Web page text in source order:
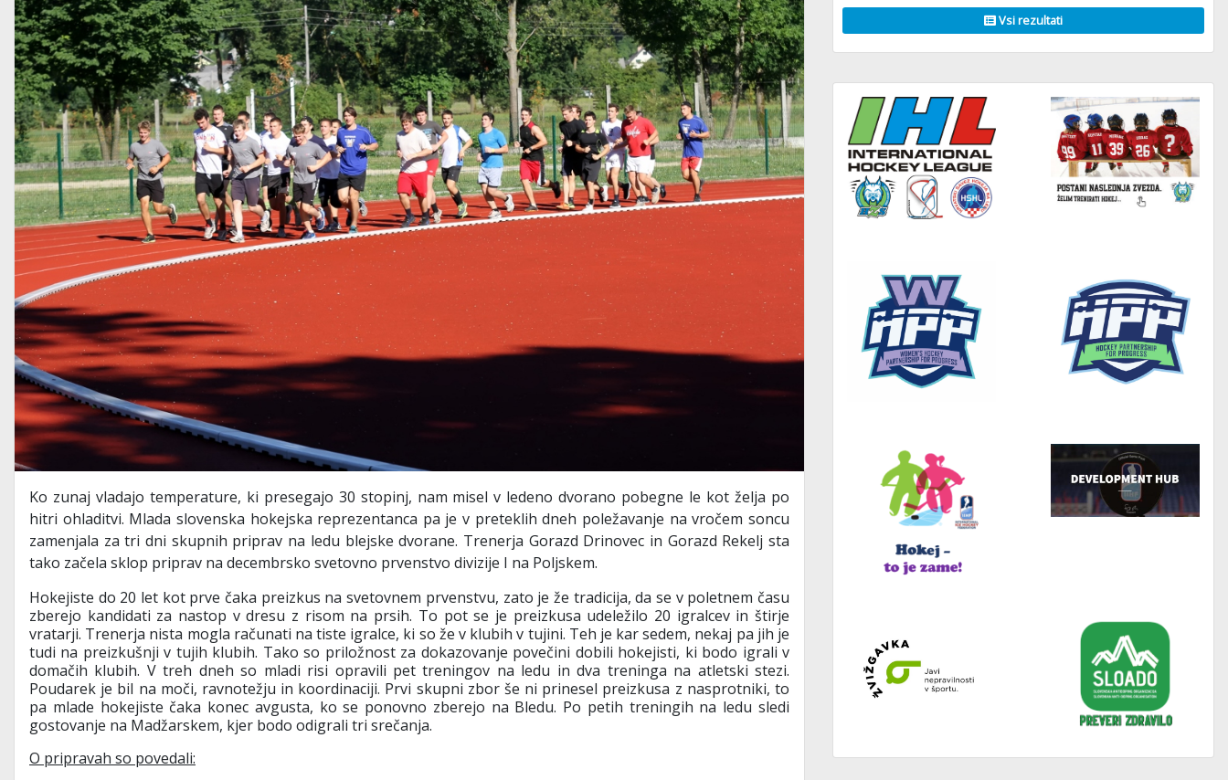
Ko zunaj vladajo temperature, ki presegajo 30 stopinj, nam misel v ledeno dvorano pobegne le kot želja po
hitri ohladitvi. Mlada slovenska hokejska reprezentanca pa je v preteklih dneh poležavanje na vročem soncu
zamenjala za tri dni skupnih priprav na ledu blejske dvorane. Trenerja Gorazd Drinovec in Gorazd Rekelj sta
tako začela sklop priprav na decembrsko svetovno prvenstvo divizije I na Poljskem.
Hokejiste do 20 let kot prve čaka preizkus na svetovnem prvenstvu, zato je že tradicija, da se v poletnem času
zberejo kandidati za nastop v dresu z risom na prsih. To pot se je preizkusa udeležilo 20 igralcev in štirje
vratarji. Trenerja nista mogla računati na tiste igralce, ki so že v klubih v tujini. Teh je kar sedem, nekaj pa jih je
tudi na preizkušnji v tujih klubih. Tako so priložnost za dokazovanje povečini dobili hokejisti, ki bodo igrali v
domačih klubih. V treh dneh so mladi risi opravili pet treningov na ledu in dva treninga na atletski stezi.
Poudarek je bil na moči, ravnotežju in koordinaciji. Prvi skupni zbor še ni prinesel preizkusa z nasprotniki, to
pa mlade hokejiste čaka konec avgusta, ko se ponovno zberejo na Bledu. Po petih treningih na ledu sledi
gostovanje na Madžarskem, kjer bodo odigrali tri srečanja.
O pripravah so povedali:
Vsi rezultati